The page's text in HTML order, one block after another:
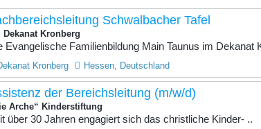
Schwalbacher Tafel
Dekanat Kronberg
Evangelische Familienbildung Main Taunus im Dekanat
Kronberg Hessen, Deutschland
der Bereichsleitung (m/w/d)
Arche“ Kinderstiftung
über 30 Jahren engagiert sich das christliche Kinder- ..